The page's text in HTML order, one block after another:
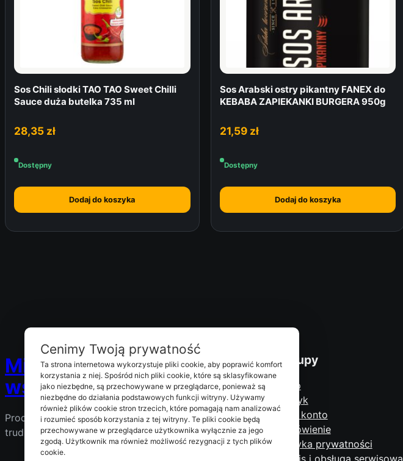
Sos Chili słodki TAO TAO Sweet Chilli
Sauce duża butelka 735 ml
28,35 zł
Dostępny
Dodaj do koszyka
Sos Arabski ostry pikantny FANEX do
KEBABA ZAPIEKANKI BURGERA 950g
21,59 zł
Dostępny
Dodaj do koszyka
Mix Market – Supermarket z
wszystkim co potrzeba
Produkty spożywcze, elektronika, wyposażenie i rzeczy
trudne do znalezienia w jednym miejscu.
Zakupy
Sklep
Koszyk
Moje konto
Zamówienie
Polityka prywatności
Serwis i obsługa serwisowa
Cenimy Twoją prywatność
Ta strona internetowa wykorzystuje pliki cookie, aby poprawić komfort
korzystania z niej. Spośród nich pliki cookie, które są sklasyfikowane
jako niezbędne, są przechowywane w przeglądarce, ponieważ są
niezbędne do działania podstawowych funkcji witryny. Używamy
również plików cookie stron trzecich, które pomagają nam analizować
i rozumieć sposób korzystania z tej witryny. Te pliki cookie będą
przechowywane w przeglądarce użytkownika wyłącznie za jego
zgodą. Użytkownik ma również możliwość rezygnacji z tych plików
cookie.